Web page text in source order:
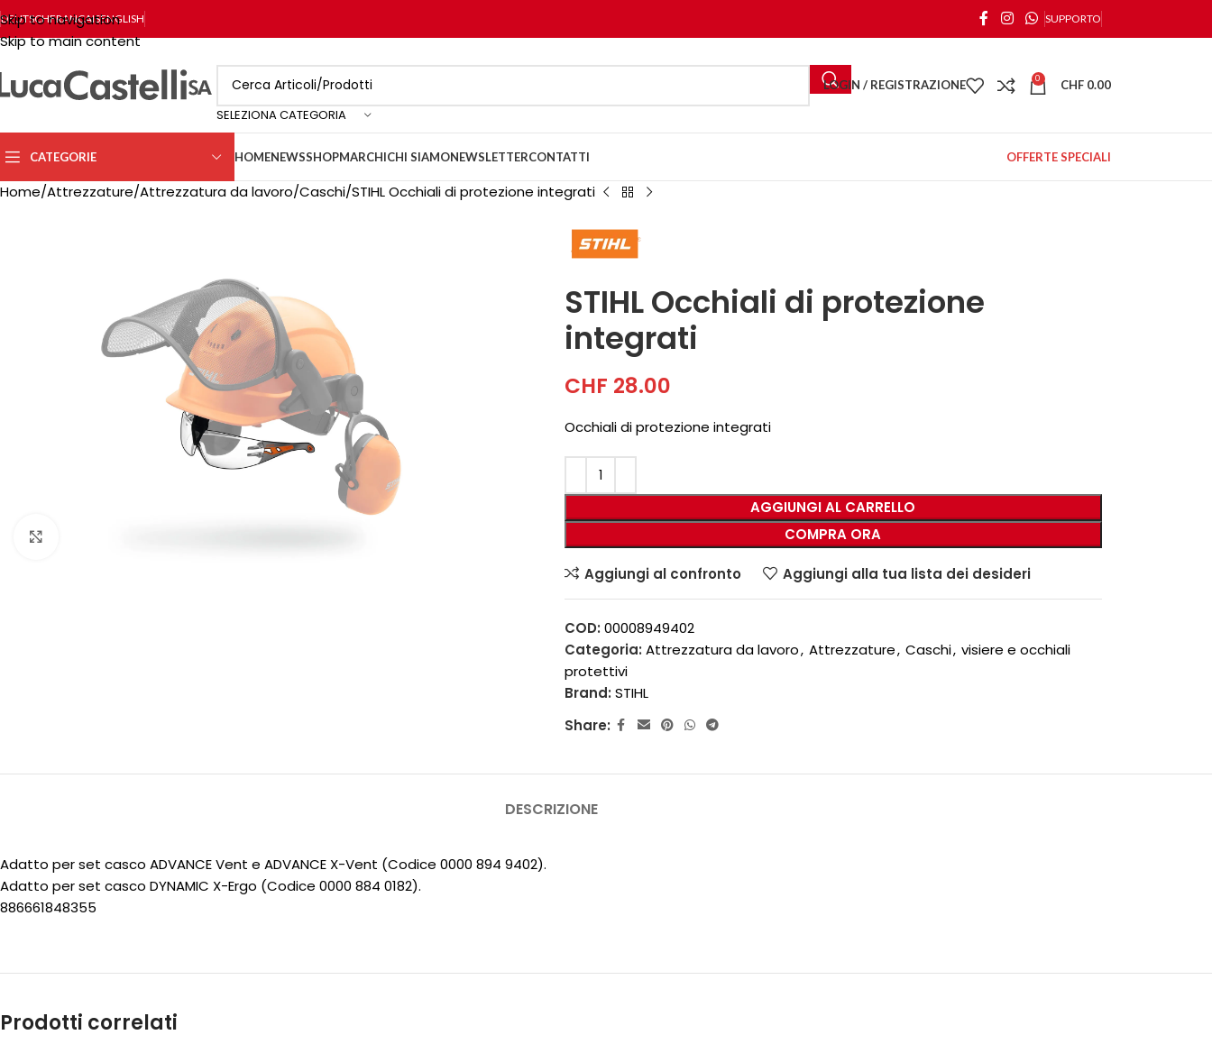
Skip to navigation
Skip to main content
DEUTSCHFRANÇAISENGLISH SUPPORTO
SELEZIONA CATEGORIA
LOGIN / REGISTRAZIONE 0 CHF 0.00
CATEGORIE HOMENEWSSHOPMARCHICHI SIAMONEWSLETTERCONTATTI OFFERTE SPECIALI
Home Attrezzature Attrezzatura da lavoro Caschi STIHL Occhiali di protezione integrati
STIHL Occhiali di protezione
integrati
CHF 28.00
Occhiali di protezione integrati
AGGIUNGI AL CARRELLO
COMPRA ORA
Aggiungi al confronto Aggiungi alla tua lista dei desideri
COD: 00008949402
Categoria: Attrezzatura da lavoro, Attrezzature, Caschi, visiere e occhiali
protettivi
Brand: STIHL
Share:
DESCRIZIONE
Adatto per set casco ADVANCE Vent e ADVANCE X-Vent (Codice 0000 894 9402).
Adatto per set casco DYNAMIC X-Ergo (Codice 0000 884 0182).
886661848355
Prodotti correlati